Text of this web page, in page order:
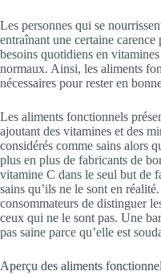
Les personnes qui se
entraînant une certaine
besoins quotidiens en
normaux. Ainsi, les aliments
nécessaires pour rester en
Les aliments fonctionnels
ajoutant des vitamines et des
considérés comme sains alors
plus en plus de fabricants de
vitamine C dans le seul but de
sains qu’ils ne le sont en
consommateurs de distinguer
ceux qui ne le sont pas. Une
pas saine parce qu’elle est
Aperçu des aliments